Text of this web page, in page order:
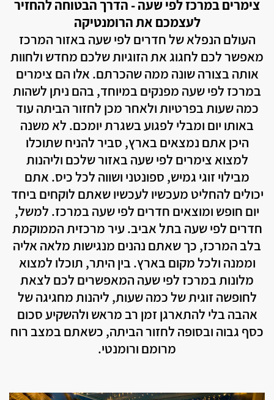
קרית ביאליק
רגבה
בית דגן
אשרת
אלקוש
אכזיב
אביטל
אמירים
אליקים
אחיהוד
אחיטוב
אבטליון
צימרים במרכז לפי שעה - הדרך הבטוחה להחזיר
לעצמכם את הרומנטיקה
העולם הנפלא של חדרים לפי שעה באזור המרכז
מאפשר לכם לחגוג את הזוגיות שלכם מחדש ולחוות
אותה בצורה שונה ממה שהכרתם. אלו הם צימרים
במרכז לפי שעה מפנקים במיוחד, בהם ניתן לשהות
כמה שעות בפרטיות ולאחר מכן לחזור הביתה עוד
באותו יום ומבלי לפגוע בשגרת יומכם. לא משנה
היכן אתם נמצאים בארץ, סביר להניח שתוכלו
למצוא צימרים לפי שעה באזור שלכם וליהנות
מבילוי זוגי גמיש, ספונטני ושווה לכל כיס. אתם
יכולים להחליט מעכשיו לעכשיו שאתם לוקחים ביחד
יום חופש ומוצאים חדרים לפי שעה במרכז. למשל,
חדרים לפי שעה בתל אביב. עיר מרכזית הממוקמת
בלב המרכז, כך שאתם נהנים מנגישות מלאה אליה
וממנה ולכל מקום בארץ. בין היתר, תוכלו למצוא
מלונות במרכז לפי שעה המאפשרים לכם לצאת
לחופשה זוגית של כמה שעות, ליהנות מחגיגה של
אהבה בלי להתארגן זמן רב מראש ולהשקיע סכום
כסף גבוה ובסופה לחזור הביתה, כשאתם במצב רוח
מרומם ורומנטי.